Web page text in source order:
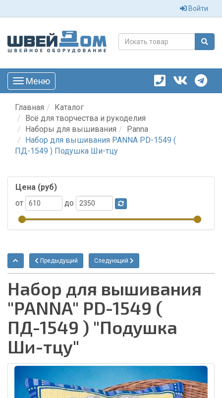
Войти
Toggle
navigation
Меню
Главная
Каталог
Всё для творчества и рукоделия
Наборы для вышивания
Panna
Набор для вышивания PANNA PD-1549 (
ПД-1549 ) Подушка Ши-тцу
Цена (руб)
от
до
Предыдущий Следующий
Набор для вышивания
"PANNA" PD-1549 (
ПД-1549 ) "Подушка
Ши-тцу"